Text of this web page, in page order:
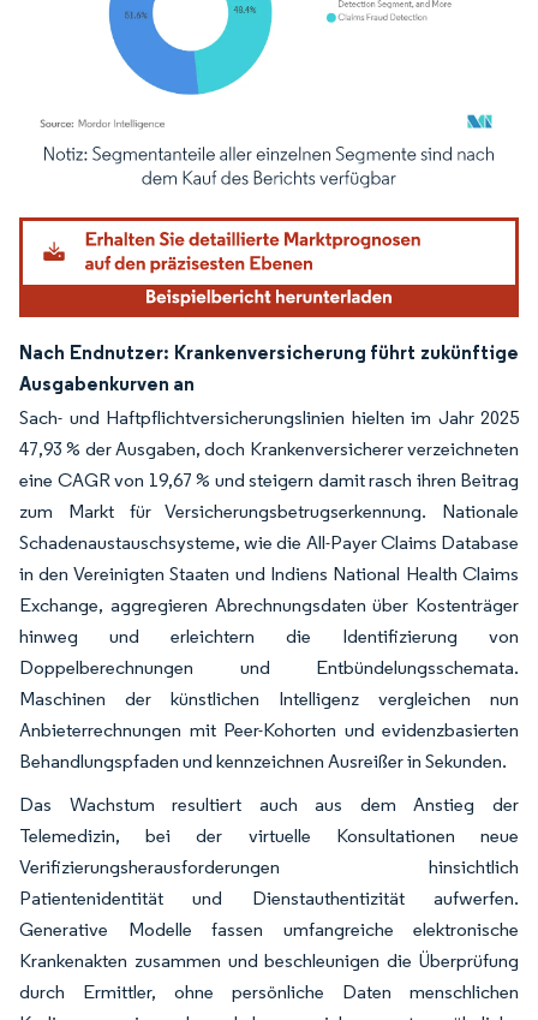
Bild © Mordor Intelligence. Wiederverwendung erfordert Namensnennung
Nach Endnutzer: Krankenversicherung führt zukünftige
Ausgabenkurven an
Sach- und Haftpflichtversicherungslinien hielten im Jahr 2025
47,93 % der Ausgaben, doch Krankenversicherer verzeichneten
eine CAGR von 19,67 % und steigern damit rasch ihren Beitrag
zum Markt für Versicherungsbetrugserkennung. Nationale
Schadenaustauschsysteme, wie die All-Payer Claims Database
in den Vereinigten Staaten und Indiens National Health Claims
Exchange, aggregieren Abrechnungsdaten über Kostenträger
hinweg und erleichtern die Identifizierung von
Doppelberechnungen und Entbündelungsschemata.
Maschinen der künstlichen Intelligenz vergleichen nun
Anbieterrechnungen mit Peer-Kohorten und evidenzbasierten
Behandlungspfaden und kennzeichnen Ausreißer in Sekunden.
Das Wachstum resultiert auch aus dem Anstieg der
Telemedizin, bei der virtuelle Konsultationen neue
Verifizierungsherausforderungen hinsichtlich
Patientenidentität und Dienstauthentizität aufwerfen.
Generative Modelle fassen umfangreiche elektronische
Krankenakten zusammen und beschleunigen die Überprüfung
durch Ermittler, ohne persönliche Daten menschlichen